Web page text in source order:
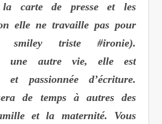
la carte de presse et les
elle ne travaille pas pour
smiley triste #ironie).
une autre vie, elle est
passionnée d’écriture.
de temps à autres des
et la maternité. Vous